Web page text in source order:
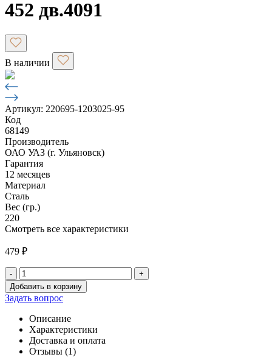
452 дв.4091
В наличии
Артикул: 220695-1203025-95
Код
68149
Производитель
ОАО УАЗ (г. Ульяновск)
Гарантия
12 месяцев
Материал
Сталь
Вес (гр.)
220
Смотреть все характеристики
479 ₽
- +
Количество
товара
Кронштейн
приемной
трубы
дв.4091
Добавить в корзину
Задать вопрос
Описание
Характеристики
Доставка и оплата
Отзывы (1)